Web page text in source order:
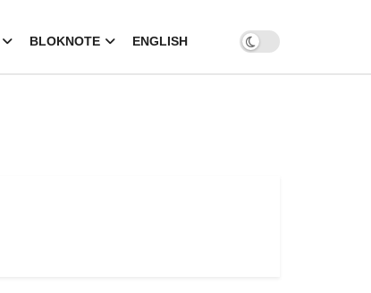
BLOKNOTE ENGLISH